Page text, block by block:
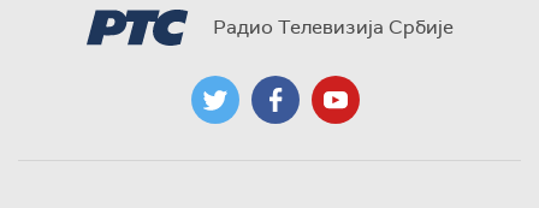
Радио Телевизија Србије